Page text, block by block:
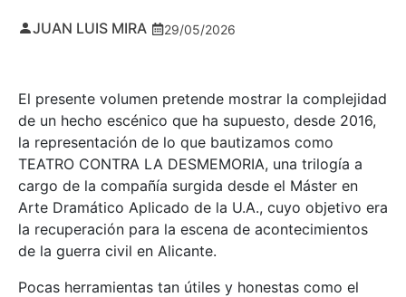
JUAN LUIS MIRA 29/05/2026
El presente volumen pretende mostrar la complejidad
de un hecho escénico que ha supuesto, desde 2016,
la representación de lo que bautizamos como
TEATRO CONTRA LA DESMEMORIA, una trilogía a
cargo de la compañía surgida desde el Máster en
Arte Dramático Aplicado de la U.A., cuyo objetivo era
la recuperación para la escena de acontecimientos
de la guerra civil en Alicante.
Pocas herramientas tan útiles y honestas como el